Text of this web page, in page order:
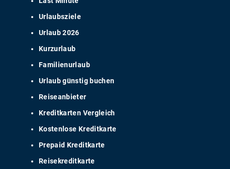
Urlaubsziele
Urlaub 2026
Kurzurlaub
Familienurlaub
Urlaub günstig buchen
Reiseanbieter
Kreditkarten Vergleich
Kostenlose Kreditkarte
Prepaid Kreditkarte
Reisekreditkarte